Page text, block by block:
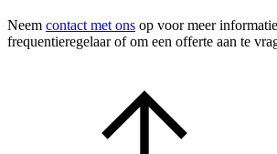
Neem contact met ons op voor meer
frequentieregelaar of om een offerte aan te